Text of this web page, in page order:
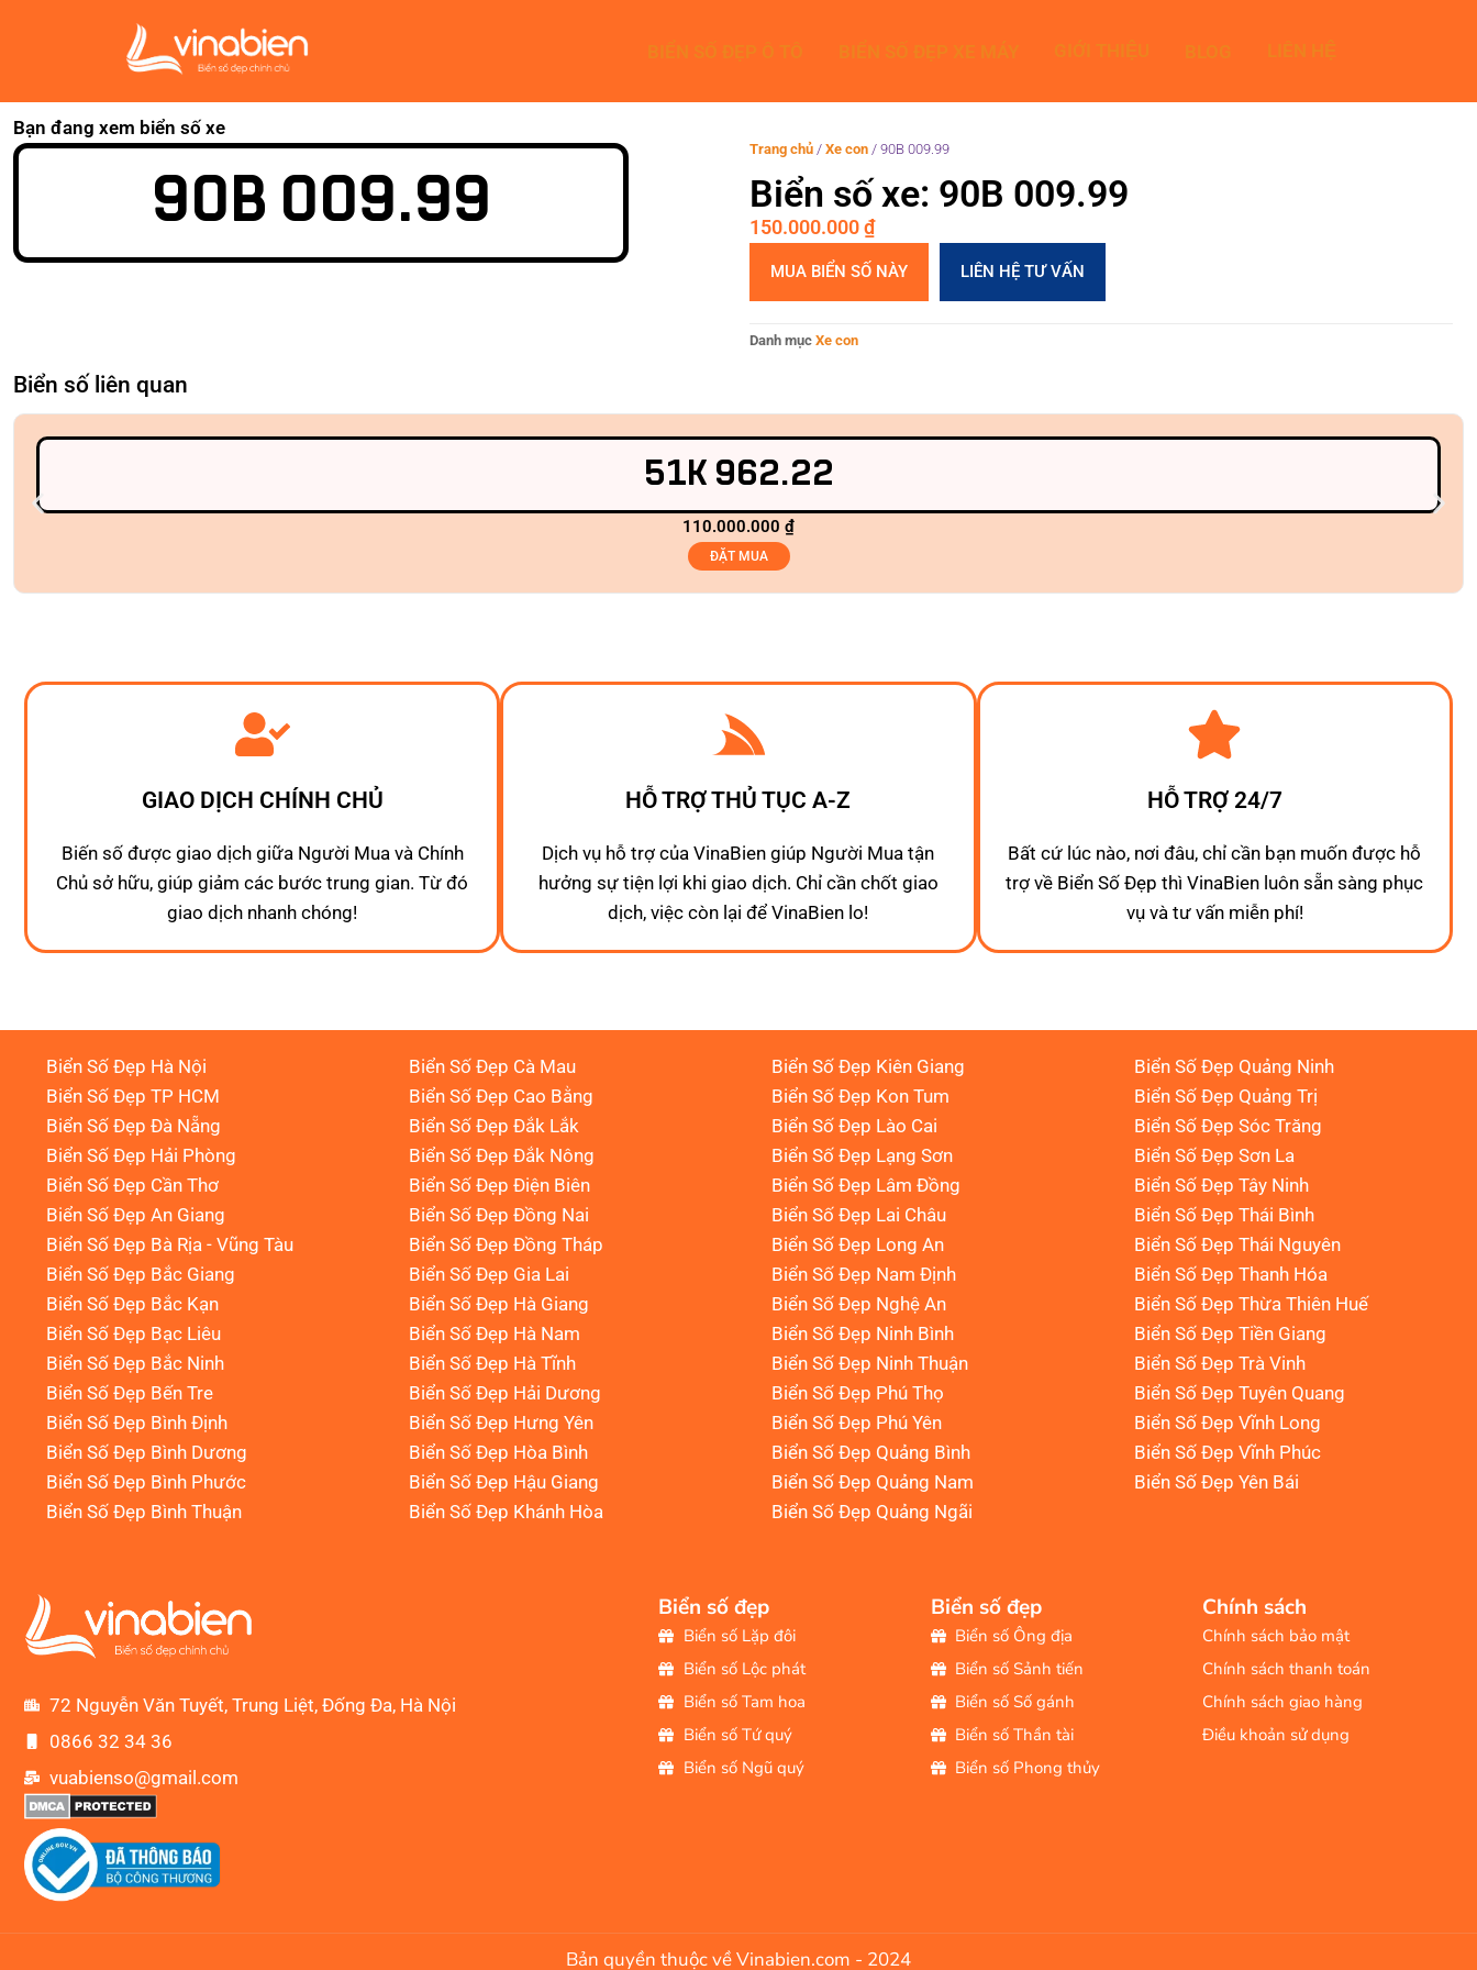
Bạn đang xem biển số xe
90B 009.99
Trang chủ / Xe con / 90B 009.99
Biển số xe: 90B 009.99
150.000.000₫
MUA BIỂN SỐ NÀY LIÊN HỆ TƯ VẤN
Danh mục Xe con
Biển số liên quan
51K 962.22
110.000.000 ₫
ĐẶT MUA
GIAO DỊCH CHÍNH CHỦ
Biến số được giao dịch giữa Người Mua và Chính
Chủ sở hữu, giúp giảm các bước trung gian. Từ đó
giao dịch nhanh chóng!
HỖ TRỢ THỦ TỤC A-Z
Dịch vụ hỗ trợ của VinaBien giúp Người Mua tận
hưởng sự tiện lợi khi giao dịch. Chỉ cần chốt giao
dịch, việc còn lại để VinaBien lo!
HỖ TRỢ 24/7
Bất cứ lúc nào, nơi đâu, chỉ cần bạn muốn được hỗ
trợ về Biển Số Đẹp thì VinaBien luôn sẵn sàng phục
vụ và tư vấn miễn phí!
Biển Số Đẹp Hà Nội
Biển Số Đẹp TP HCM
Biển Số Đẹp Đà Nẵng
Biển Số Đẹp Hải Phòng
Biển Số Đẹp Cần Thơ
Biển Số Đẹp An Giang
Biển Số Đẹp Bà Rịa - Vũng Tàu
Biển Số Đẹp Bắc Giang
Biển Số Đẹp Bắc Kạn
Biển Số Đẹp Bạc Liêu
Biển Số Đẹp Bắc Ninh
Biển Số Đẹp Bến Tre
Biển Số Đẹp Bình Định
Biển Số Đẹp Bình Dương
Biển Số Đẹp Bình Phước
Biển Số Đẹp Bình Thuận
Biển Số Đẹp Cà Mau
Biển Số Đẹp Cao Bằng
Biển Số Đẹp Đắk Lắk
Biển Số Đẹp Đắk Nông
Biển Số Đẹp Điện Biên
Biển Số Đẹp Đồng Nai
Biển Số Đẹp Đồng Tháp
Biển Số Đẹp Gia Lai
Biển Số Đẹp Hà Giang
Biển Số Đẹp Hà Nam
Biển Số Đẹp Hà Tĩnh
Biển Số Đẹp Hải Dương
Biển Số Đẹp Hưng Yên
Biển Số Đẹp Hòa Bình
Biển Số Đẹp Hậu Giang
Biển Số Đẹp Khánh Hòa
Biển Số Đẹp Kiên Giang
Biển Số Đẹp Kon Tum
Biển Số Đẹp Lào Cai
Biển Số Đẹp Lạng Sơn
Biển Số Đẹp Lâm Đồng
Biển Số Đẹp Lai Châu
Biển Số Đẹp Long An
Biển Số Đẹp Nam Định
Biển Số Đẹp Nghệ An
Biển Số Đẹp Ninh Bình
Biển Số Đẹp Ninh Thuận
Biển Số Đẹp Phú Thọ
Biển Số Đẹp Phú Yên
Biển Số Đẹp Quảng Bình
Biển Số Đẹp Quảng Nam
Biển Số Đẹp Quảng Ngãi
Biển Số Đẹp Quảng Ninh
Biển Số Đẹp Quảng Trị
Biển Số Đẹp Sóc Trăng
Biển Số Đẹp Sơn La
Biển Số Đẹp Tây Ninh
Biển Số Đẹp Thái Bình
Biển Số Đẹp Thái Nguyên
Biển Số Đẹp Thanh Hóa
Biển Số Đẹp Thừa Thiên Huế
Biển Số Đẹp Tiền Giang
Biển Số Đẹp Trà Vinh
Biển Số Đẹp Tuyên Quang
Biển Số Đẹp Vĩnh Long
Biển Số Đẹp Vĩnh Phúc
Biển Số Đẹp Yên Bái
72 Nguyễn Văn Tuyết, Trung Liệt, Đống Đa, Hà Nội
0866 32 34 36
vuabienso@gmail.com
Biển số đẹp
Biển số Lặp đôi
Biển số Lộc phát
Biển số Tam hoa
Biển số Tứ quý
Biển số Ngũ quý
Biển số đẹp
Biển số Ông địa
Biển số Sảnh tiến
Biển số Số gánh
Biển số Thần tài
Biển số Phong thủy
Chính sách
Chính sách bảo mật
Chính sách thanh toán
Chính sách giao hàng
Điều khoản sử dụng
Bản quyền thuộc về Vinabien.com - 2024